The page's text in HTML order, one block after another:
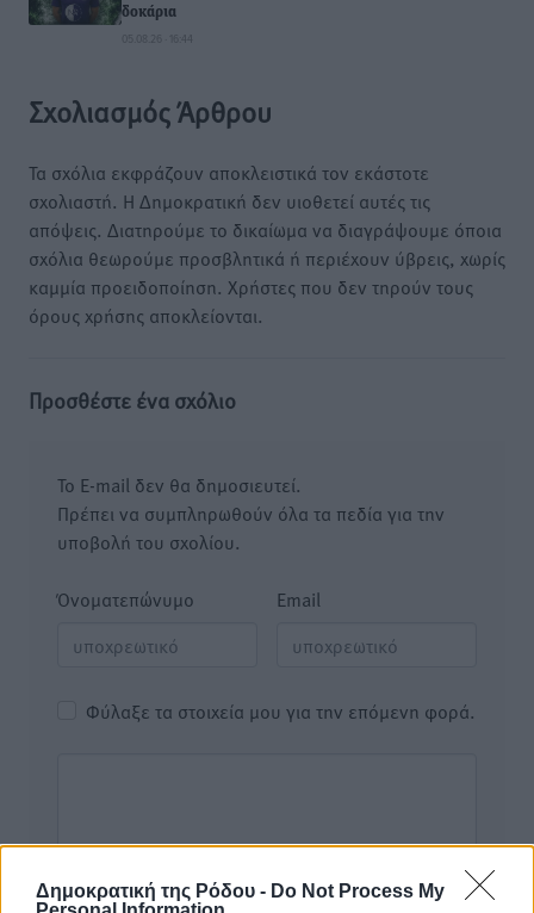
Δημοκρατική της Ρόδου - Do Not Process My
δοκάρια
05.08.26 · 16:44
Σχολιασμός Άρθρου
Τα σχόλια εκφράζουν αποκλειστικά τον εκάστοτε
σχολιαστή. Η Δημοκρατική δεν υιοθετεί αυτές τις
απόψεις. Διατηρούμε το δικαίωμα να διαγράψουμε όποια
σχόλια θεωρούμε προσβλητικά ή περιέχουν ύβρεις, χωρίς
καμμία προειδοποίηση. Χρήστες που δεν τηρούν τους
όρους χρήσης αποκλείονται.
Προσθέστε ένα σχόλιο
Το E-mail δεν θα δημοσιευτεί.
Πρέπει να συμπληρωθούν όλα τα πεδία για την
υποβολή του σχολίου.
Όνοματεπώνυμο Email
Φύλαξε τα στοιχεία μου για την επόμενη φορά.